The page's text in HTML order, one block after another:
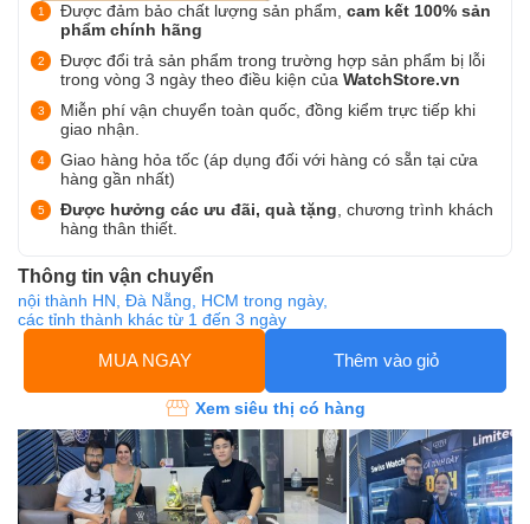
Được đảm bảo chất lượng sản phẩm, cam kết 100% sản
phẩm chính hãng
Được đổi trả sản phẩm trong trường hợp sản phẩm bị lỗi
trong vòng 3 ngày theo điều kiện của WatchStore.vn
Miễn phí vận chuyển toàn quốc, đồng kiểm trực tiếp khi
giao nhận.
Giao hàng hỏa tốc (áp dụng đối với hàng có sẵn tại cửa
hàng gần nhất)
Được hưởng các ưu đãi, quà tặng , chương trình khách
hàng thân thiết.
Thông tin vận chuyển
nội thành HN, Đà Nẵng, HCM trong ngày,
các tỉnh thành khác từ 1 đến 3 ngày
MUA NGAY Thêm vào giỏ
Xem siêu thị có hàng